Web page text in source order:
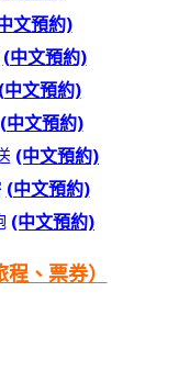
文預約)
(中文預約)
(中文預約)
(中文預約)
(中文預約)
(中文預約)
(中文預約)
、票券）